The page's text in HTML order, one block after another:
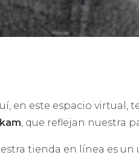
en este espacio virtual,
, que reflejan nuestra
tienda en línea es un